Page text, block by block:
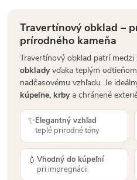
Travertínový obklad –
prírodného kameňa
Travertínový obklad patrí medzi
obkladyvďaka teplým
nadčasovému vzhľadu. Je
kúpeľne, krbya chránené
✨Elegantný vzhľad
teplé prírodné tóny
💧 Vhodný do kúpeľní
pri impregnácii